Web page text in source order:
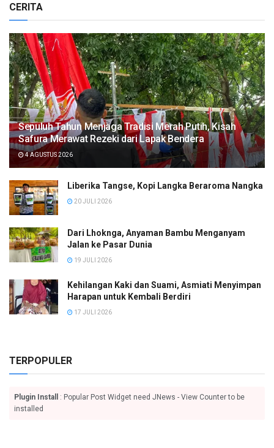
CERITA
Sepuluh Tahun Menjaga Tradisi Merah Putih, Kisah
Safura Merawat Rezeki dari Lapak Bendera
4 AGUSTUS 2026
Liberika Tangse, Kopi Langka Beraroma Nangka
20 JULI 2026
Dari Lhoknga, Anyaman Bambu Menganyam
Jalan ke Pasar Dunia
19 JULI 2026
Kehilangan Kaki dan Suami, Asmiati Menyimpan
Harapan untuk Kembali Berdiri
17 JULI 2026
TERPOPULER
Plugin Install
: Popular Post Widget need JNews - View Counter to be
installed